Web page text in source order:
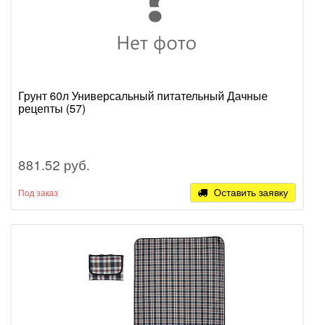
Грунт 60л Универсальный питательный Дачные
рецепты (57)
881.52 руб.
Под заказ Оставить заявку